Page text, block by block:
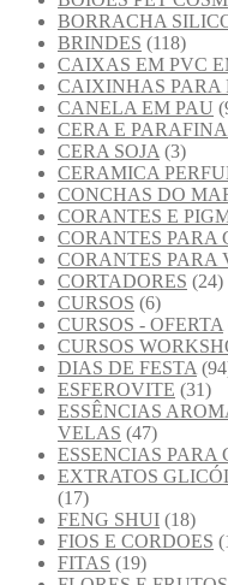
BORRACHA
BRINDES (118)
CAIXAS EM PVC
CAIXINHAS PARA
CANELA EM PAU
CERA E
CERA SOJA (3)
CERAMICA
CONCHAS DO
CORANTES E
CORANTES PARA
CORANTES PARA
CORTADORES (24)
CURSOS (6)
CURSOS - OFERTA
CURSOS
DIAS DE FESTA
ESFEROVITE (31)
ESSÊNCIAS
VELAS (47)
ESSENCIAS PARA
EXTRATOS
(17)
FENG SHUI (18)
FIOS E CORDOES
FITAS (19)